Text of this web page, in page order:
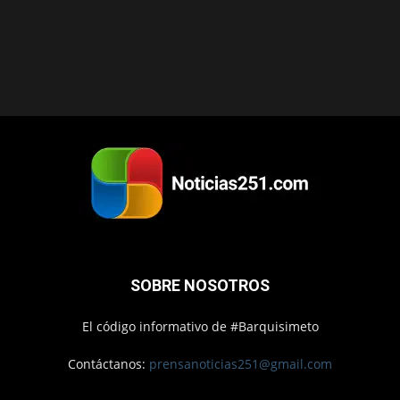
SOBRE NOSOTROS
El código informativo de #Barquisimeto
Contáctanos: prensanoticias251@gmail.com